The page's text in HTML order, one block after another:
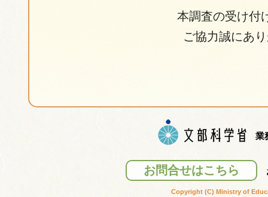
本調査の受け付
ご協力誠にあ
業
お問合せはこちら
Copyright (C) Ministry of